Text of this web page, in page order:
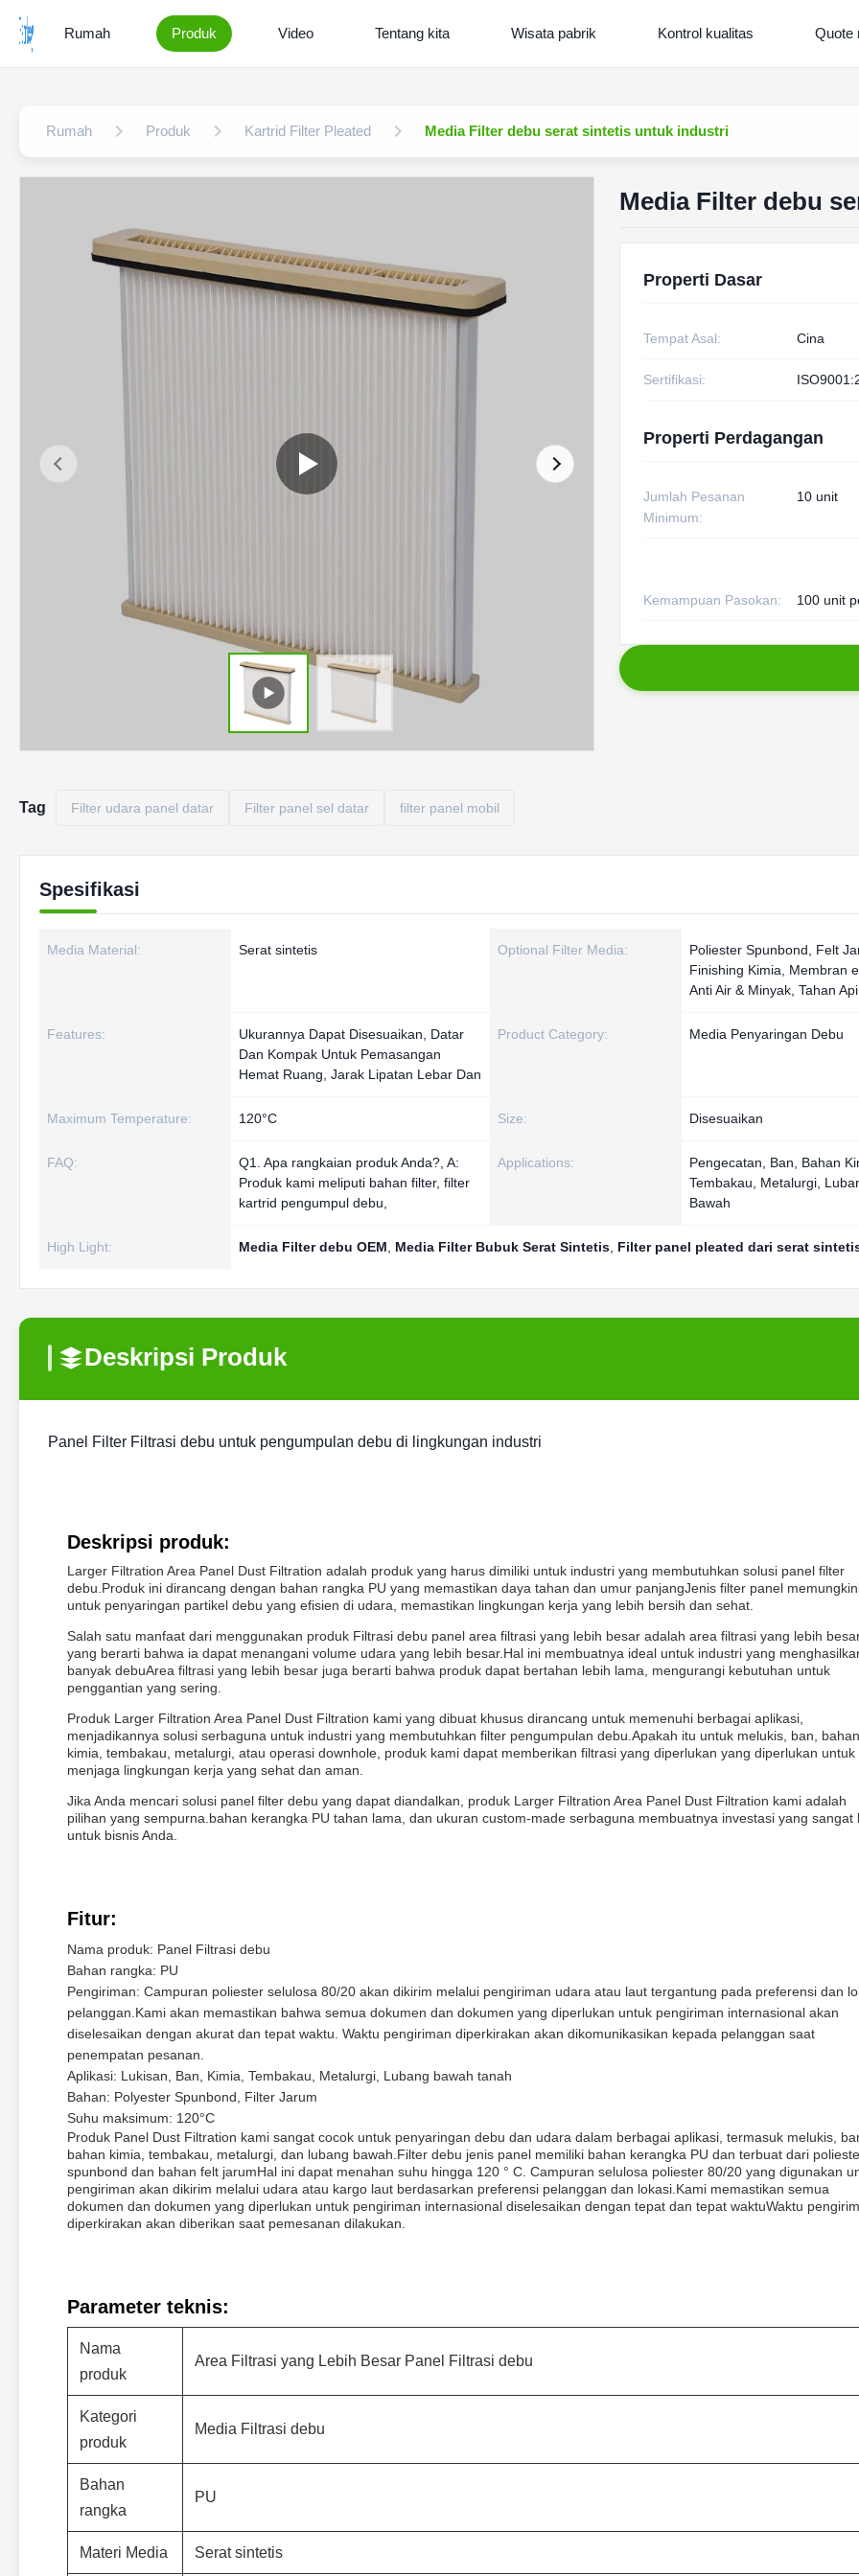
Rumah Produk Video Tentang kita Wisata pabrik Kontrol kualitas Quote
Rumah Produk Kartrid Filter Pleated Media Filter debu serat sintetis untuk industri
Media Filter debu
Properti Dasar
Tempat Asal: Cina
Sertifikasi:
Properti Perdagangan
Jumlah Pesanan
Minimum:
10 unit
Kemampuan Pasokan: 100 unit
Tag Filter udara panel datar Filter panel sel datar filter panel mobil
Spesifikasi
Media Material: Serat sintetis Optional Filter Media:
Poliester Spunbond, Felt
Finishing Kimia, Membran
Anti Air & Minyak, Tahan
Features:
Ukurannya Dapat Disesuaikan, Datar
Dan Kompak Untuk Pemasangan
Hemat Ruang, Jarak Lipatan Lebar Dan
Product Category: Media Penyaringan Debu
Maximum Temperature: 120°C Size: Disesuaikan
FAQ:
Q1. Apa rangkaian produk Anda?, A:
Produk kami meliputi bahan filter, filter
kartrid pengumpul debu,
Applications:
Pengecatan, Ban, Bahan
Tembakau, Metalurgi,
Bawah
High Light: Media Filter debu OEM Media Filter Bubuk Serat Sintetis Filter panel pleated dari serat
Deskripsi Produk
Panel Filter Filtrasi debu untuk pengumpulan debu di lingkungan industri
Deskripsi produk:
Larger Filtration Area Panel Dust Filtration adalah produk yang harus dimiliki untuk industri yang membutuhkan solusi panel filter
debu.Produk ini dirancang dengan bahan rangka PU yang memastikan daya tahan dan umur panjangJenis filter panel
untuk penyaringan partikel debu yang efisien di udara, memastikan lingkungan kerja yang lebih bersih dan sehat.
Salah satu manfaat dari menggunakan produk Filtrasi debu panel area filtrasi yang lebih besar adalah area filtrasi yang lebih
yang berarti bahwa ia dapat menangani volume udara yang lebih besar.Hal ini membuatnya ideal untuk industri yang
banyak debuArea filtrasi yang lebih besar juga berarti bahwa produk dapat bertahan lebih lama, mengurangi kebutuhan untuk
penggantian yang sering.
Produk Larger Filtration Area Panel Dust Filtration kami yang dibuat khusus dirancang untuk memenuhi berbagai aplikasi,
menjadikannya solusi serbaguna untuk industri yang membutuhkan filter pengumpulan debu.Apakah itu untuk melukis, ban, bahan
kimia, tembakau, metalurgi, atau operasi downhole, produk kami dapat memberikan filtrasi yang diperlukan yang diperlukan untuk
menjaga lingkungan kerja yang sehat dan aman.
Jika Anda mencari solusi panel filter debu yang dapat diandalkan, produk Larger Filtration Area Panel Dust Filtration kami adalah
pilihan yang sempurna.bahan kerangka PU tahan lama, dan ukuran custom-made serbaguna membuatnya investasi yang sangat
untuk bisnis Anda.
Fitur:
Nama produk: Panel Filtrasi debu
Bahan rangka: PU
Pengiriman: Campuran poliester selulosa 80/20 akan dikirim melalui pengiriman udara atau laut tergantung pada preferensi dan
pelanggan.Kami akan memastikan bahwa semua dokumen dan dokumen yang diperlukan untuk pengiriman internasional akan
diselesaikan dengan akurat dan tepat waktu. Waktu pengiriman diperkirakan akan dikomunikasikan kepada pelanggan saat
penempatan pesanan.
Aplikasi: Lukisan, Ban, Kimia, Tembakau, Metalurgi, Lubang bawah tanah
Bahan: Polyester Spunbond, Filter Jarum
Suhu maksimum: 120°C
Produk Panel Dust Filtration kami sangat cocok untuk penyaringan debu dan udara dalam berbagai aplikasi, termasuk melukis,
bahan kimia, tembakau, metalurgi, dan lubang bawah.Filter debu jenis panel memiliki bahan kerangka PU dan terbuat dari
spunbond dan bahan felt jarumHal ini dapat menahan suhu hingga 120 ° C. Campuran selulosa poliester 80/20 yang digunakan
pengiriman akan dikirim melalui udara atau kargo laut berdasarkan preferensi pelanggan dan lokasi.Kami memastikan semua
dokumen dan dokumen yang diperlukan untuk pengiriman internasional diselesaikan dengan tepat dan tepat waktuWaktu
diperkirakan akan diberikan saat pemesanan dilakukan.
Parameter teknis:
Nama
produk
Area Filtrasi yang Lebih Besar Panel Filtrasi debu
Kategori
produk
Media Filtrasi debu
Bahan
rangka
PU
Materi Media Serat sintetis